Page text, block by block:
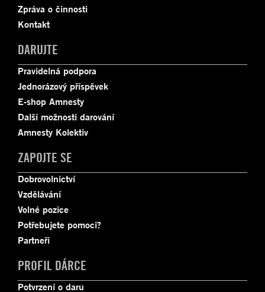
Zpráva o činnosti
Kontakt
DARUJTE
Pravidelná podpora
Jednorázový příspěvek
E-shop Amnesty
Další možnosti darování
Amnesty Kolektiv
ZAPOJTE SE
Dobrovolnictví
Vzdělávání
Volné pozice
Potřebujete pomoci?
Partneři
PROFIL DÁRCE
Potvrzení o daru